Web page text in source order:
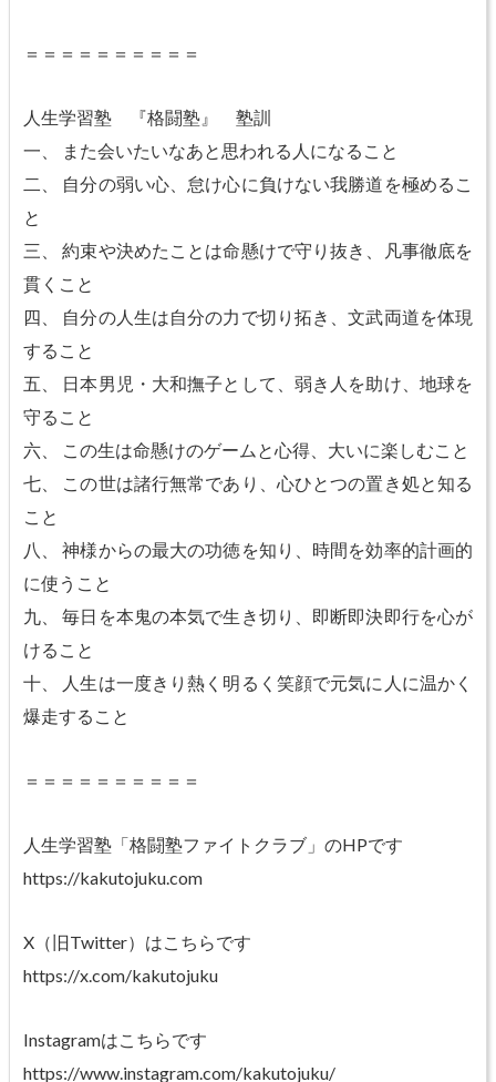
＝＝＝＝＝＝＝＝＝＝
人生学習塾 『格闘塾』 塾訓
一、 また会いたいなあと思われる人になること
二、 自分の弱い心、怠け心に負けない我勝道を極めるこ
と
三、 約束や決めたことは命懸けで守り抜き、凡事徹底を
貫くこと
四、 自分の人生は自分の力で切り拓き、文武両道を体現
すること
五、 日本男児・大和撫子として、弱き人を助け、地球を
守ること
六、 この生は命懸けのゲームと心得、大いに楽しむこと
七、 この世は諸行無常であり、心ひとつの置き処と知る
こと
八、 神様からの最大の功徳を知り、時間を効率的計画的
に使うこと
九、 毎日を本鬼の本気で生き切り、即断即決即行を心が
けること
十、 人生は一度きり熱く明るく笑顔で元気に人に温かく
爆走すること
＝＝＝＝＝＝＝＝＝＝
人生学習塾「格闘塾ファイトクラブ」のHPです
https://kakutojuku.com
X（旧Twitter）はこちらです
https://x.com/kakutojuku
Instagramはこちらです
https://www.instagram.com/kakutojuku/